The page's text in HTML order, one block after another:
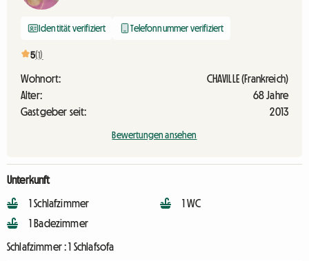
Identität verifiziert Telefonnummer verifiziert
5(1)
Wohnort:
CHAVILLE (Frankreich)
Alter:
68 Jahre
Gastgeber seit:
2013
Bewertungen ansehen
Unterkunft
1 Schlafzimmer
1 Badezimmer
1 WC
Schlafzimmer :1 Schlafsofa